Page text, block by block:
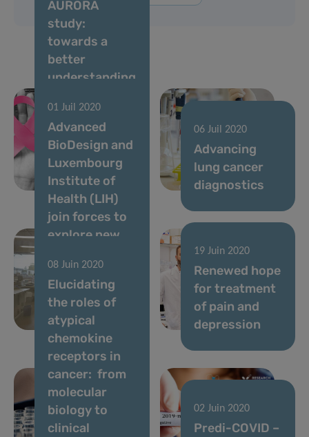
AURORA
study:
towards a
better
understanding
molecular
changes
driving
metastatic
breast cancer
06 Juil 2020
Advancing
lung cancer
diagnostics
01 Juil 2020
Advanced
BioDesign and
Luxembourg
Institute of
Health (LIH)
join forces to
explore new
strategies for
overcoming
tumor
resistance
19 Juin 2020
Renewed hope
for treatment
of pain and
depression
08 Juin 2020
Elucidating
the roles of
atypical
chemokine
receptors in
cancer: from
molecular
biology to
clinical
02 Juin 2020
Predi-COVID –